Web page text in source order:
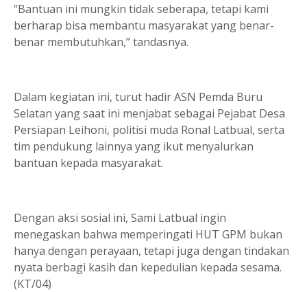
“Bantuan ini mungkin tidak seberapa, tetapi kami
berharap bisa membantu masyarakat yang benar-
benar membutuhkan,” tandasnya.
Dalam kegiatan ini, turut hadir ASN Pemda Buru
Selatan yang saat ini menjabat sebagai Pejabat Desa
Persiapan Leihoni, politisi muda Ronal Latbual, serta
tim pendukung lainnya yang ikut menyalurkan
bantuan kepada masyarakat.
Dengan aksi sosial ini, Sami Latbual ingin
menegaskan bahwa memperingati HUT GPM bukan
hanya dengan perayaan, tetapi juga dengan tindakan
nyata berbagi kasih dan kepedulian kepada sesama.
(KT/04)